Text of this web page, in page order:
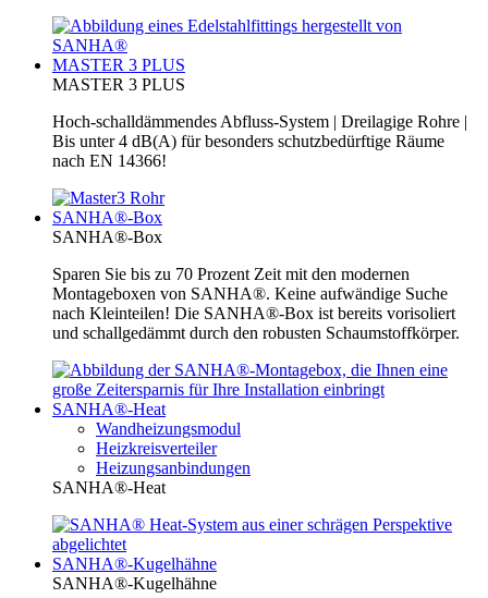
MASTER 3 PLUS
MASTER 3 PLUS
Hoch-schalldämmendes Abfluss-System | Dreilagige Rohre |
Bis unter 4 dB(A) für besonders schutzbedürftige Räume
nach EN 14366!
SANHA®-Box
SANHA®-Box
Sparen Sie bis zu 70 Prozent Zeit mit den modernen
Montageboxen von SANHA®. Keine aufwändige Suche
nach Kleinteilen! Die SANHA®-Box ist bereits vorisoliert
und schallgedämmt durch den robusten Schaumstoffkörper.
SANHA®-Heat
Wandheizungsmodul
Heizkreisverteiler
Heizungsanbindungen
SANHA®-Heat
SANHA®-Kugelhähne
SANHA®-Kugelhähne